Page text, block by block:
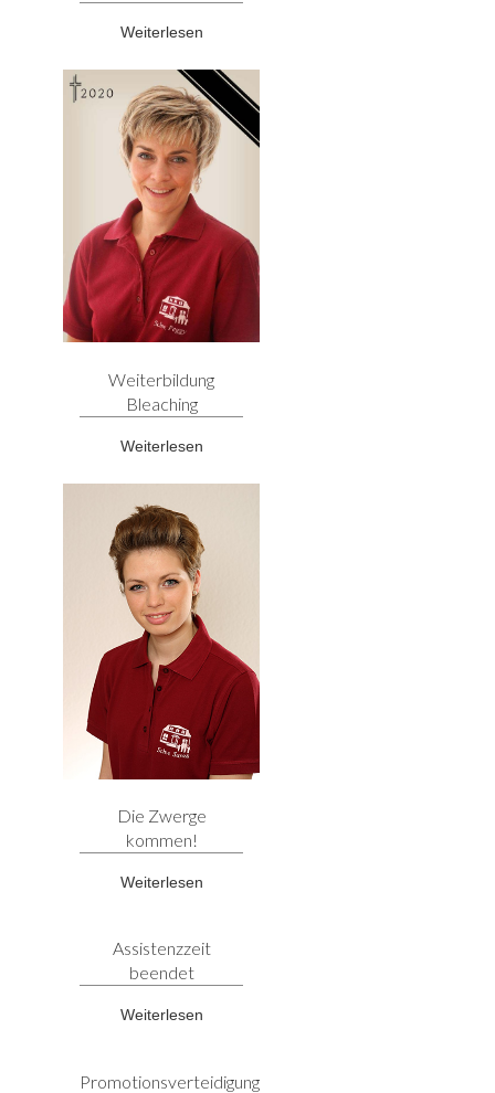
Weiterlesen
Weiterbildung
Bleaching
Weiterlesen
Die Zwerge
kommen!
Weiterlesen
Assistenzzeit
beendet
Weiterlesen
Promotionsverteidigung